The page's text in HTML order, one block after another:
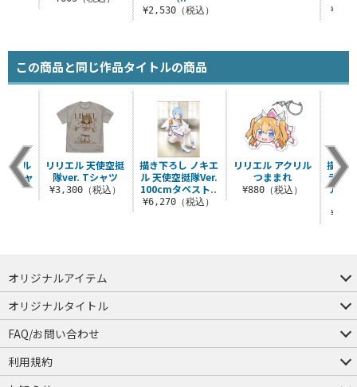
¥2,530（税込）
この商品と同じ作品タイトルの商品
描き下ろし ノキエ
ル 天使空挺隊Ver.
100cmタペスト..
¥6,270（税込）
リリエル アクリル
つままれ
¥880（税込）
描き
ラ 天
アク
フル
Tシャ
リリエル 天使空挺
隊ver. Tシャツ
¥3,300（税込）
オリジナルアイテム
つままれ
つかまれ
ピョコッテ
オリジナルタイトル
アイテムヤ
ミスカトニック大學購買部
FAQ/お問い合わせ
FAQ
お問い合わせ
利用規約
会員規約・ポイント規約
特定商取引法に関する表示
プライバシーポリシー